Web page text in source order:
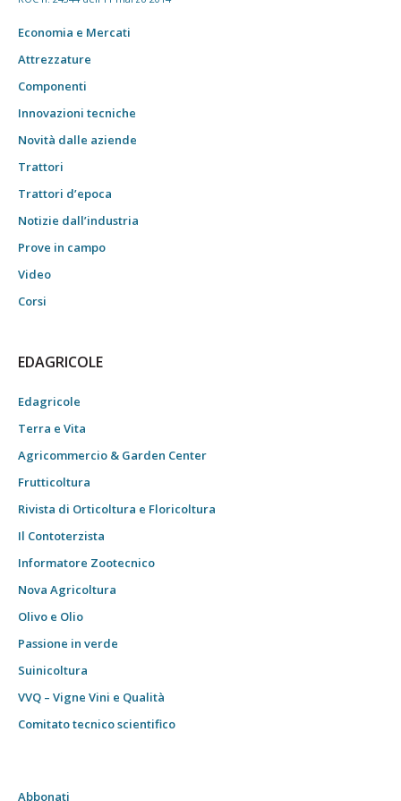
Economia e Mercati
Attrezzature
Componenti
Innovazioni tecniche
Novità dalle aziende
Trattori
Trattori d’epoca
Notizie dall’industria
Prove in campo
Video
Corsi
EDAGRICOLE
Edagricole
Terra e Vita
Agricommercio & Garden Center
Frutticoltura
Rivista di Orticoltura e Floricoltura
Il Contoterzista
Informatore Zootecnico
Nova Agricoltura
Olivo e Olio
Passione in verde
Suinicoltura
VVQ – Vigne Vini e Qualità
Comitato tecnico scientifico
Abbonati